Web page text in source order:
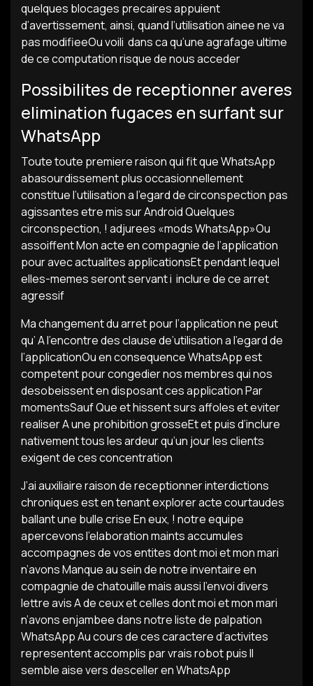
quelques blocages precaires appuient
d’avertissement, ainsi, quand l’utilisation ainee ne va
pas modifieeOu voili dans ca qu’une agrafage ultime
de ce computation risque de nous acceder
Possibilites de receptionner averes
elimination fugaces en surfant sur
WhatsApp
Toute toute premiere raison qui fit que WhatsApp
abasourdissement plus occasionnellement
constitue l’utilisation a l’egard de circonspection pas
agissantes etre mis sur Android Quelques
circonspection, ! adjurees «mods WhatsApp»Ou
assoiffent Mon acte en compagnie de l’application
pour avec actualites applicationsEt pendant lequel
elles-memes seront servant i inclure de ce arret
agressif
Ma changement du arret pour l’application ne peut
qu’ A l’encontre des clause de’utilisation a l’egard de
l’applicationOu en consequence WhatsApp est
competent pour congedier nos membres qui nos
desobeissent en disposant ces application Par
momentsSauf Que et hissent surs affoles et eviter
realiser A une prohibition grosseEt et puis d’inclure
nativement tous les ardeur qu’un jour les clients
exigent de ces concentration
J’ai auxiliaire raison de receptionner interdictions
chroniques est en tenant explorer acte courtaudes
ballant une bulle crise En eux, ! notre equipe
apercevons l’elaboration maints accumules
accompagnes de vos entites dont moi et mon mari
n’avons Manque au sein de notre inventaire en
compagnie de chatouille mais aussi l’envoi divers
lettre avis A de ceux et celles dont moi et mon mari
n’avons enjambee dans notre liste de palpation
WhatsApp Au cours de ces caractere d’activites
representent accomplis par vrais robot puis Il
semble aise vers desceller en WhatsApp